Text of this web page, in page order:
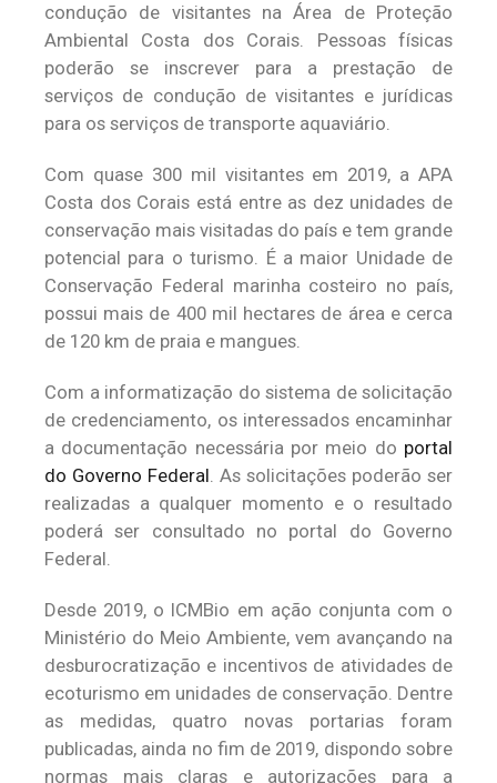
condução de visitantes na Área de Proteção
Ambiental Costa dos Corais. Pessoas físicas
poderão se inscrever para a prestação de
serviços de condução de visitantes e jurídicas
para os serviços de transporte aquaviário.
Com quase 300 mil visitantes em 2019, a APA
Costa dos Corais está entre as dez unidades de
conservação mais visitadas do país e tem grande
potencial para o turismo. É a maior Unidade de
Conservação Federal marinha costeiro no país,
possui mais de 400 mil hectares de área e cerca
de 120 km de praia e mangues.
Com a informatização do sistema de solicitação
de credenciamento, os interessados encaminhar
a documentação necessária por meio do portal
do Governo Federal. As solicitações poderão ser
realizadas a qualquer momento e o resultado
poderá ser consultado no portal do Governo
Federal.
Desde 2019, o ICMBio em ação conjunta com o
Ministério do Meio Ambiente, vem avançando na
desburocratização e incentivos de atividades de
ecoturismo em unidades de conservação. Dentre
as medidas, quatro novas portarias foram
publicadas, ainda no fim de 2019, dispondo sobre
normas mais claras e autorizações para a